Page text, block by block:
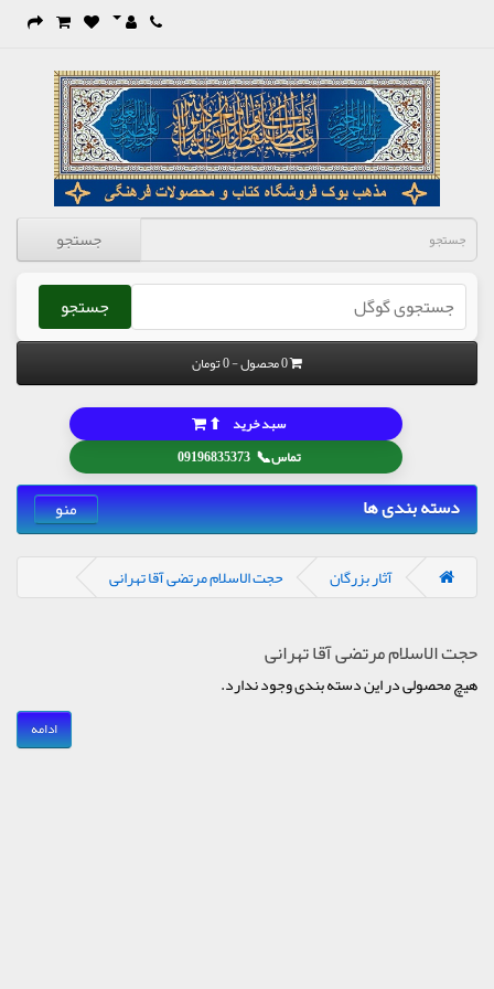
جستجو
جستجو
0 محصول - 0 تومان
تماس📞
09196835373
سبد خرید ⬆
دسته بندی ها منو
آثار بزرگان حجت الاسلام مرتضی آقا تهرانی
حجت الاسلام مرتضی آقا تهرانی
هیچ محصولی در این دسته بندی وجود ندارد.
ادامه